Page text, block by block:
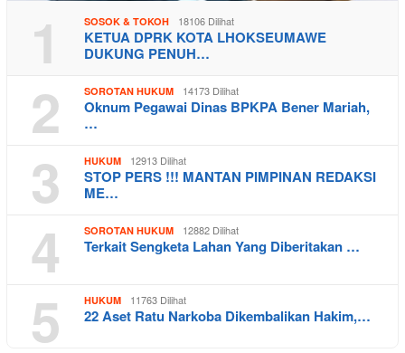
1 SOSOK & TOKOH 18106 Dilihat
KETUA DPRK KOTA LHOKSEUMAWE
DUKUNG PENUH…
2 SOROTAN HUKUM 14173 Dilihat
Oknum Pegawai Dinas BPKPA Bener Mariah,
…
3 HUKUM 12913 Dilihat
STOP PERS !!! MANTAN PIMPINAN REDAKSI
ME…
4 SOROTAN HUKUM 12882 Dilihat
Terkait Sengketa Lahan Yang Diberitakan …
5 HUKUM 11763 Dilihat
22 Aset Ratu Narkoba Dikembalikan Hakim,…